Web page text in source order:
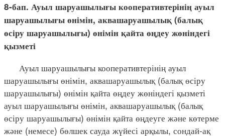
8-бап. Ауыл шаруашылығы кооперативтерінің ауыл
шаруашылығы өнімін, аквашаруашылық (балық
өсіру шаруашылығы) өнімін қайта өңдеу жөніндегі
қызметі
Ауыл шаруашылығы кооперативтерінің ауыл
шаруашылығы өнімін, аквашаруашылық (балық өсіру
шаруашылығы) өнімін қайта өңдеу жөніндегі қызметі
ауыл шаруашылығы өнімін, аквашаруашылық (балық
өсіру шаруашылығы) өнімін қайта өңдеуге және көтерме
және (немесе) бөлшек сауда жүйесі арқылы, сондай-ақ